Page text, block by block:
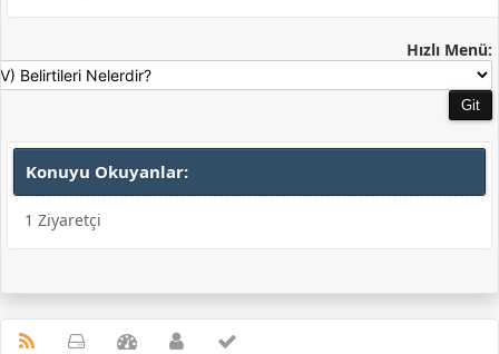
Hızlı Menü:
Konuyu Okuyanlar:
1 Ziyaretçi